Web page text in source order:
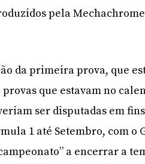
pela
da primeira prova, que
provas que estavam no
ser disputadas em
1 até Setembro, com o
a encerrar a